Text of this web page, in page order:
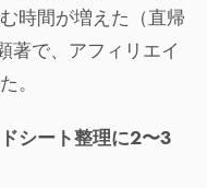
時間が増えた（直帰
著で、アフィリエイ
。
シート整理に2〜3